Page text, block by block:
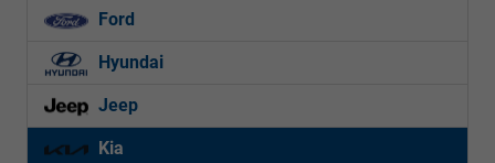
Ford
Hyundai
Jeep
Kia